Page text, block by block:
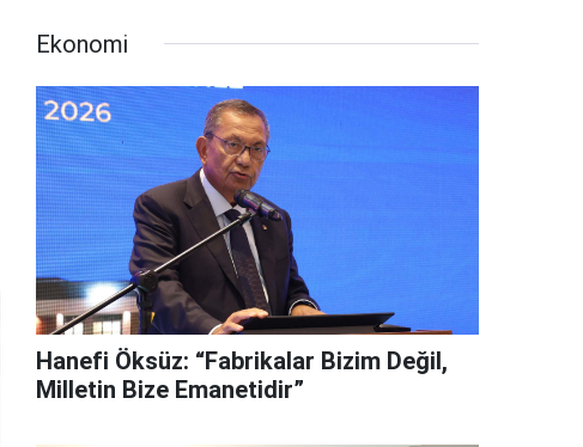
Ekonomi
Hanefi Öksüz: “Fabrikalar Bizim Değil,
Milletin Bize Emanetidir”